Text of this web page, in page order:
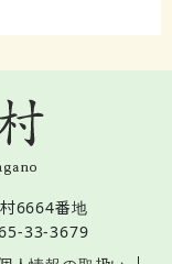
6664番地
33-3679